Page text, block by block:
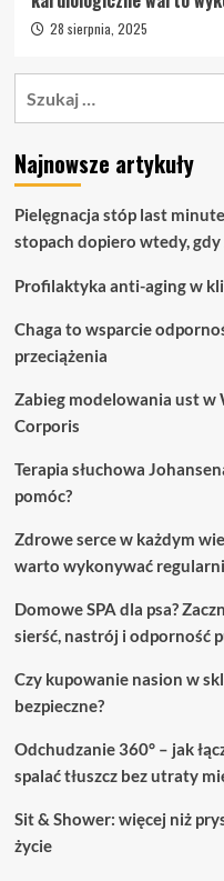
28 sierpnia, 2025
Najnowsze artykuły
Pielęgnacja stóp last
stopach dopiero wtedy, gdy
Profilaktyka anti-aging w
Chaga to wsparcie
przeciążenia
Zabieg modelowania ust w
Corporis
Terapia słuchowa
pomóc?
Zdrowe serce w każdym
warto wykonywać
Domowe SPA dla psa?
sierść, nastrój i odporność
Czy kupowanie nasion w
bezpieczne?
Odchudzanie 360° – jak
spalać tłuszcz bez utraty
Sit & Shower: więcej niż
życie